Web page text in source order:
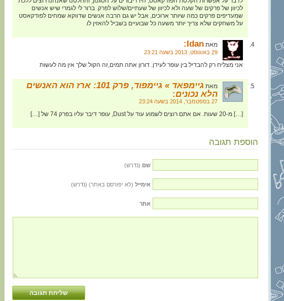
לכיוון של פרקים של שעה ולא לכיוון של שעתיים/שלוש לפרק. ברור לי לגמרי שיש אנשים
שמעדיפים פרקים כמה שיותר ארוכים, אבל יש גם הרבה אנשים שדווקא שמחים לפודקאסט
על משחקים שלא צריך יותר משעה כל שבועיים בשביל להאזין לו.
מאת Idan:
29 באוגוסט, 2013 בשעה 23:21
אני מצליח רק להבדיל בין עופר לעידן. דורון אתה תמים,זה הקול שלך אין מה לעשות
מאת
גיימפאד » גיימפוד, פרק 101: ארז הוא האנשים
הלא נכונים:
27 בספטמבר, 2014 בשעה 23:24
[…] מ-20 שעות. אם אתם רוצים לשמוע עוד על Dust, עופר דיבר עליו בפרק 74 של […]
הוספת תגובה
שם (נדרש)
אימייל (לא יפורסם באתר) (נדרש)
אתר